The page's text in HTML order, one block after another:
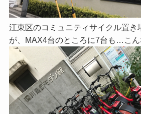
江東区のコミュニティサイクル置き
が、MAX4台のところに7台も…こん